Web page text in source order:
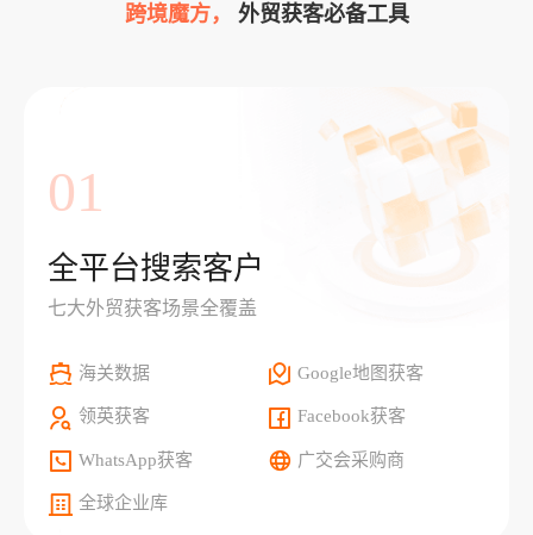
跨境魔方， 外贸获客必备工具
01
全平台搜索客户
七大外贸获客场景全覆盖
海关数据 Google地图获客
领英获客 Facebook获客
WhatsApp获客 广交会采购商
全球企业库